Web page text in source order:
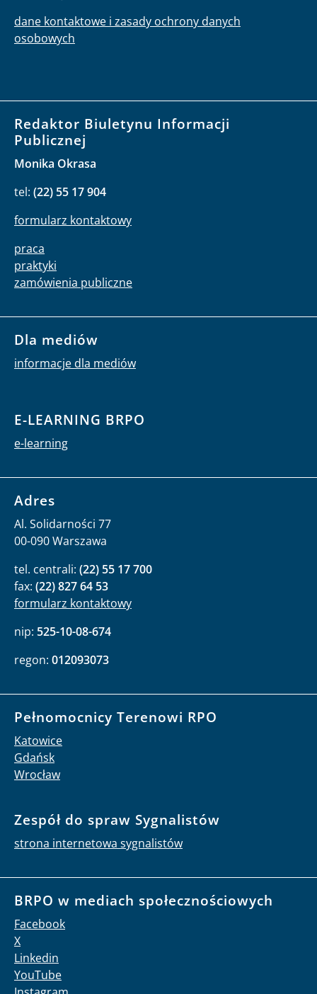
dane kontaktowe i zasady ochrony danych
osobowych
Redaktor Biuletynu Informacji
Publicznej
Monika Okrasa
tel: (22) 55 17 904
formularz kontaktowy
praca
praktyki
zamówienia publiczne
Dla mediów
informacje dla mediów
E-LEARNING BRPO
e-learning
Adres
Al. Solidarności 77
00-090 Warszawa
tel. centrali: (22) 55 17 700
fax: (22) 827 64 53
formularz kontaktowy
nip: 525-10-08-674
regon: 012093073
Pełnomocnicy Terenowi RPO
Katowice
Gdańsk
Wrocław
Zespół do spraw Sygnalistów
strona internetowa sygnalistów
BRPO w mediach społecznościowych
Facebook
X
Linkedin
YouTube